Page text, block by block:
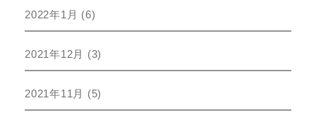
2022年1月 (6)
2021年12月 (3)
2021年11月 (5)